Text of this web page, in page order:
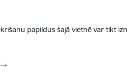
papildus šajā vietnē var tikt